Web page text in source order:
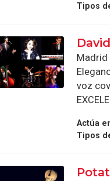
Tipos
Madrid
voz
Actúa
Tipos